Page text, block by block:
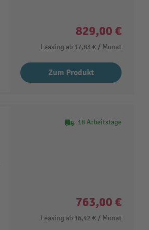
829,00 €
Leasing ab 17,83 € / Monat
Zum Produkt
18 Arbeitstage
763,00 €
Leasing ab 16,42 € / Monat